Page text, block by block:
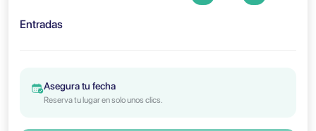
Entradas
Asegura tu fecha
Reserva tu lugar en solo unos clics.